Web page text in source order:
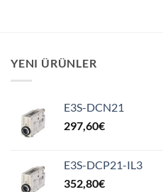
YENI ÜRÜNLER
E3S-DCN21
297,60€
E3S-DCP21-IL3
352,80€